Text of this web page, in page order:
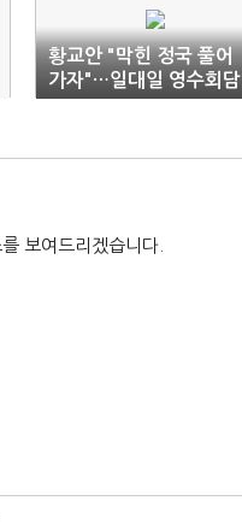
황교안 "막힌 정국 풀어
가자"…일대일 영수회담
다시 제안
보여드리겠습니다.